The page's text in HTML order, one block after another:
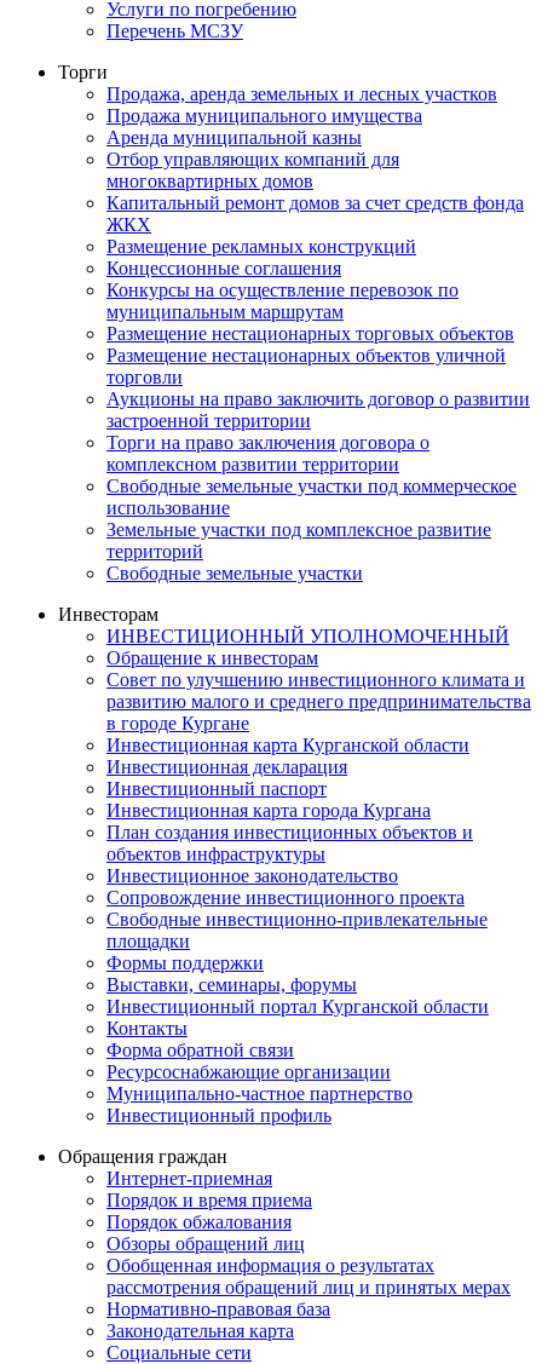
Услуги по погребению
Перечень МСЗУ
Торги
Продажа, аренда земельных и лесных участков
Продажа муниципального имущества
Аренда муниципальной казны
Отбор управляющих компаний для
многоквартирных домов
Капитальный ремонт домов за счет средств фонда
ЖКХ
Размещение рекламных конструкций
Концессионные соглашения
Конкурсы на осуществление перевозок по
муниципальным маршрутам
Размещение нестационарных торговых объектов
Размещение нестационарных объектов уличной
торговли
Аукционы на право заключить договор о развитии
застроенной территории
Торги на право заключения договора о
комплексном развитии территории
Свободные земельные участки под коммерческое
использование
Земельные участки под комплексное развитие
территорий
Свободные земельные участки
Инвесторам
ИНВЕСТИЦИОННЫЙ УПОЛНОМОЧЕННЫЙ
Обращение к инвесторам
Совет по улучшению инвестиционного климата и
развитию малого и среднего предпринимательства
в городе Кургане
Инвестиционная карта Курганской области
Инвестиционная декларация
Инвестиционный паспорт
Инвестиционная карта города Кургана
План создания инвестиционных объектов и
объектов инфраструктуры
Инвестиционное законодательство
Сопровождение инвестиционного проекта
Свободные инвестиционно-привлекательные
площадки
Формы поддержки
Выставки, семинары, форумы
Инвестиционный портал Курганской области
Контакты
Форма обратной связи
Ресурсоснабжающие организации
Муниципально-частное партнерство
Инвестиционный профиль
Обращения граждан
Интернет-приемная
Порядок и время приема
Порядок обжалования
Обзоры обращений лиц
Обобщенная информация о результатах
рассмотрения обращений лиц и принятых мерах
Нормативно-правовая база
Законодательная карта
Социальные сети